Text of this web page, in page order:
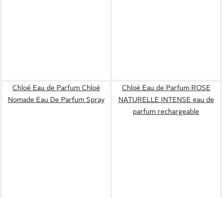
Chloé Eau de Parfum Chloé
Nomade Eau De Parfum Spray
Chloé Eau de Parfum ROSE
NATURELLE INTENSE eau de
parfum rechargeable